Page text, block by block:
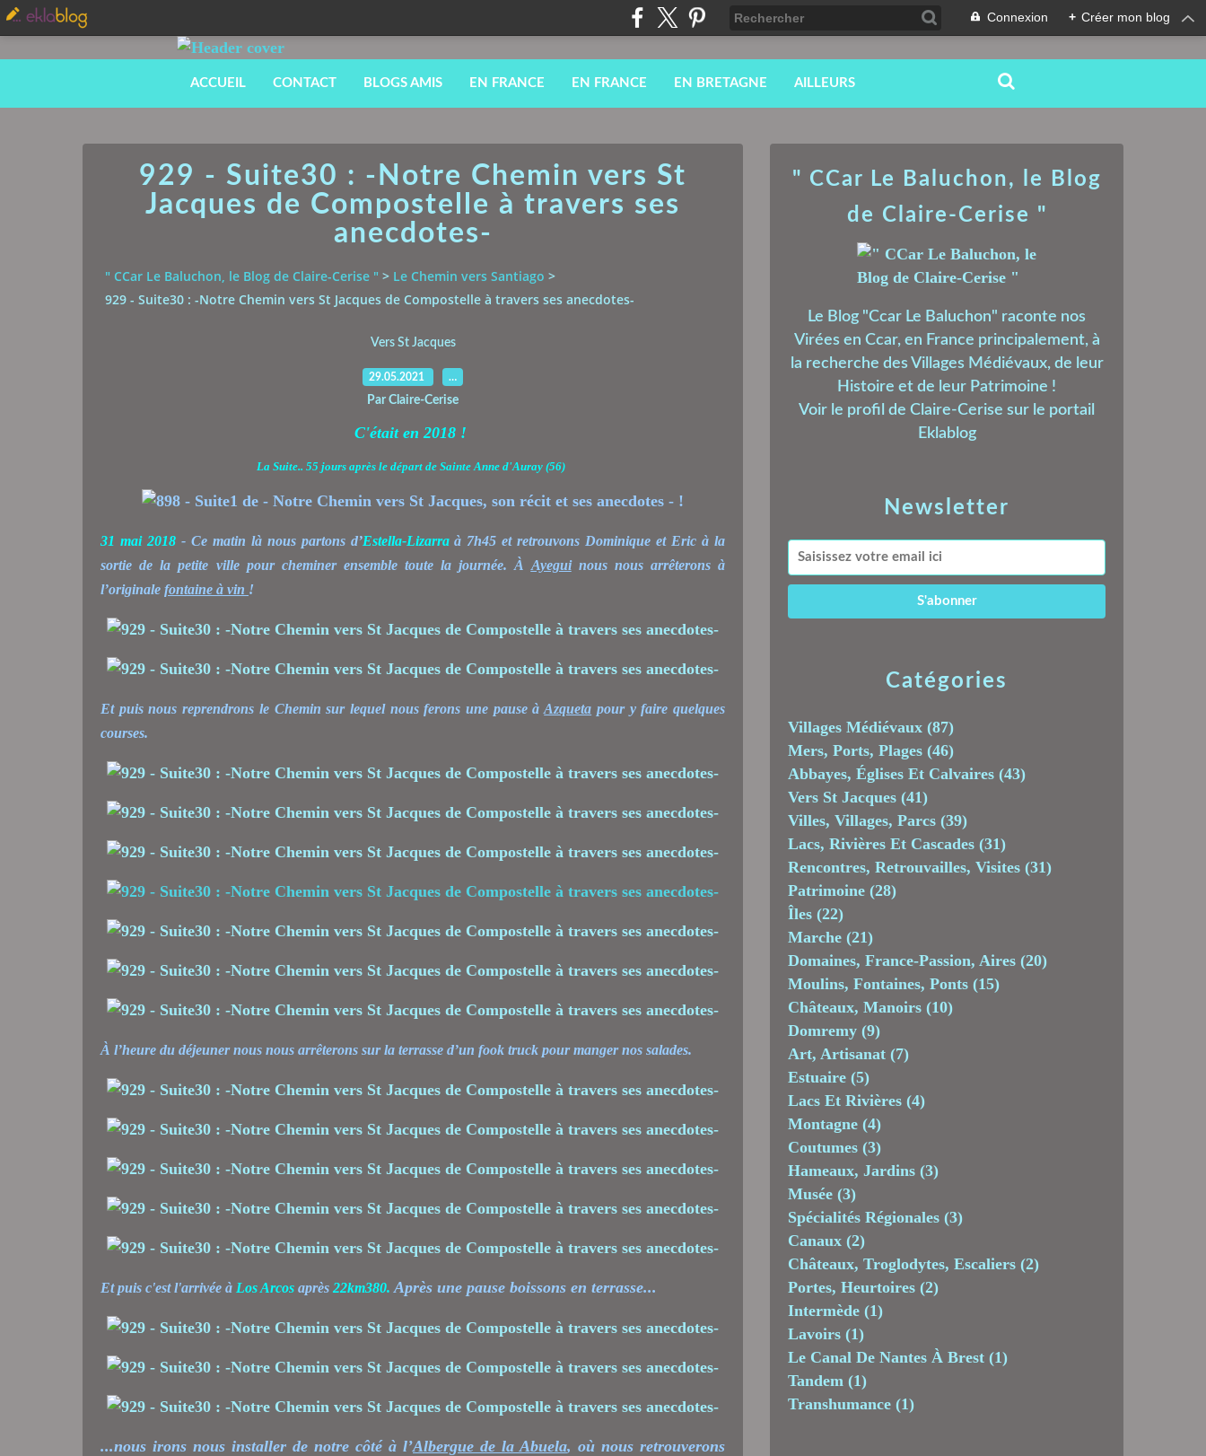
Connexion + Créer mon blog
ACCUEIL CONTACT BLOGS AMIS EN FRANCE EN FRANCE EN BRETAGNE AILLEURS
929 - Suite30 : -Notre Chemin vers St
Jacques de Compostelle à travers ses
anecdotes-
" CCar Le Baluchon, le Blog de Claire-Cerise " > Le Chemin vers Santiago >
929 - Suite30 : -Notre Chemin vers St Jacques de Compostelle à travers ses anecdotes-
Vers St Jacques
29.05.2021 …
Par Claire-Cerise
C'était en 2018 !
La Suite.. 55 jours après le départ de Sainte Anne d'Auray (56)
31 mai 2018- Ce matin là nous partons d’Estella-Lizarraà 7h45 et retrouvons Dominique et Eric à la
sortie de la petite ville pour cheminer ensemble toute la journée. À Ayeguinous nous arrêterons à
l’originale fontaine à vin !
Et puis nous reprendrons le Chemin sur lequel nous ferons une pause àAzqueta pour y faire quelques
courses.
À l’heure du déjeuner nous nous arrêterons sur la terrasse d’un fook truck pour manger nos salades.
Et puis c'est l'arrivée à Los Arcos après 22km380. Après une pause boissons en terrasse...
...nous irons nous installer de notre côté à l’Albergue de la Abuela, où nous retrouverons
Newsletter
Catégories
Villages Médiévaux (87)
Mers, Ports, Plages (46)
Abbayes, Églises Et Calvaires (43)
Vers St Jacques (41)
Villes, Villages, Parcs (39)
Lacs, Rivières Et Cascades (31)
Rencontres, Retrouvailles, Visites (31)
Patrimoine (28)
Îles (22)
Marche (21)
Domaines, France-Passion, Aires (20)
Moulins, Fontaines, Ponts (15)
Châteaux, Manoirs (10)
Domremy (9)
Art, Artisanat (7)
Estuaire (5)
Lacs Et Rivières (4)
Montagne (4)
Coutumes (3)
Hameaux, Jardins (3)
Musée (3)
Spécialités Régionales (3)
Canaux (2)
Châteaux, Troglodytes, Escaliers (2)
Portes, Heurtoires (2)
Intermède (1)
Lavoirs (1)
Le Canal De Nantes À Brest (1)
Tandem (1)
Transhumance (1)
" CCar Le Baluchon, le Blog
de Claire-Cerise "
Le Blog "Ccar Le Baluchon" raconte nos
Virées en Ccar, en France principalement, à
la recherche des Villages Médiévaux, de leur
Histoire et de leur Patrimoine !
Voir le profil de Claire-Cerise sur le portail
Eklablog